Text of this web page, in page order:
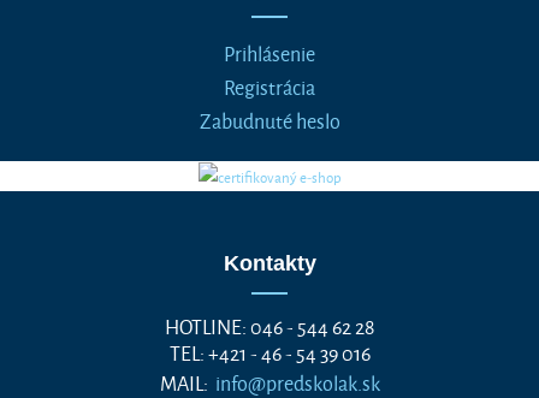
Prihlásenie
Registrácia
Zabudnuté heslo
Kontakty
HOTLINE: 046 - 544 62 28
TEL: +421 - 46 - 54 39 016
MAIL: info@predskolak.sk